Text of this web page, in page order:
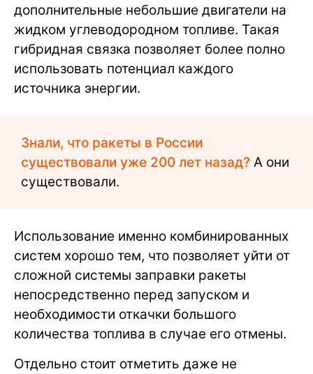
дополнительные небольшие двигатели на
жидком углеводородном топливе. Такая
гибридная связка позволяет более полно
использовать потенциал каждого
источника энергии.
Знали, что ракеты в России
существовали уже 200 лет назад? А они
существовали.
Использование именно комбинированных
систем хорошо тем, что позволяет уйти от
сложной системы заправки ракеты
непосредственно перед запуском и
необходимости откачки большого
количества топлива в случае его отмены.
Отдельно стоит отметить даже не